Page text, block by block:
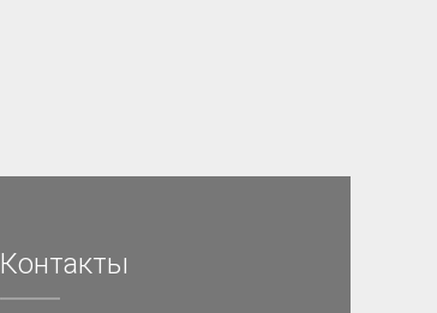
Контакты